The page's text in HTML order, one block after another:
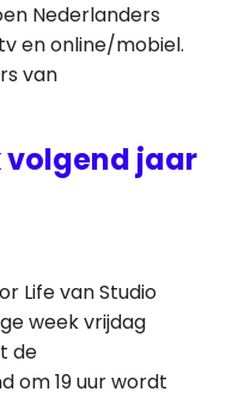
Nederlanders
en online/mobiel.
van
volgend jaar
Life van Studio
week vrijdag
de
om 19 uur wordt